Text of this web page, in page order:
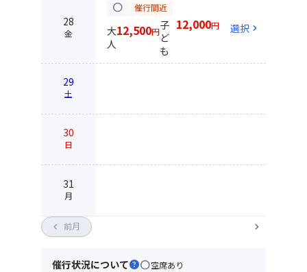
28
金
circle 催行間近
大
人
12,500円子
ど
も
12,000円 選択 chevron_right
29
土
30
日
31
月
chevron_left 前月 chevron_right
催行状況についてhelpcircle空席あり